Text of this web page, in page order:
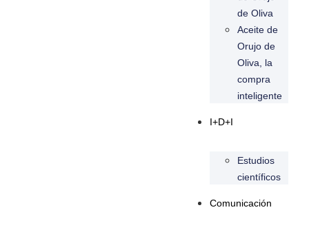
de Oliva
Aceite de
Orujo de
Oliva, la
compra
inteligente
I+D+I
Estudios
científicos
Comunicación